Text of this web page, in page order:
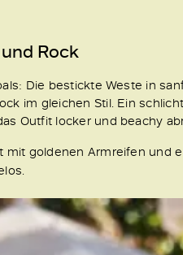
Rock
Die bestickte Weste in
im gleichen Stil. Ein
Outfit locker und beachy
mit goldenen Armreifen und